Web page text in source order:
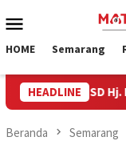
ke
Mobile
HOME Semarang
HEADLINE
Siswa SD Hj. Isriati
Beranda Semarang